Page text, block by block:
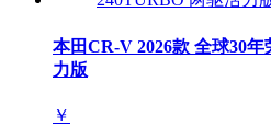
本田CR-V 2026款 全球30
力版
￥